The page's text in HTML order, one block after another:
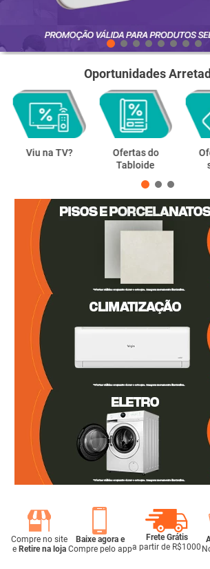
Oportunidades
Viu na TV?
Ofertas do
Tabloide
Compre no site
e Retire na loja
Baixe agora e
Compre pelo app
Frete Grátis
a partir de R$1000
ar condicionado